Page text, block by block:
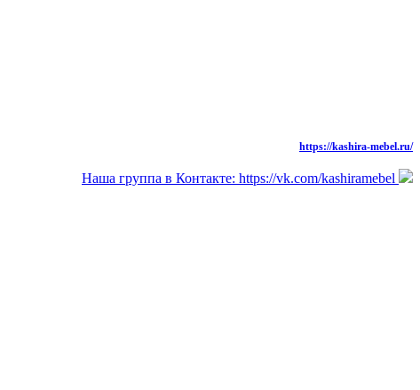
https://kashira-mebel.ru/
Наша группа в Контакте: https://vk.com/kashiramebel